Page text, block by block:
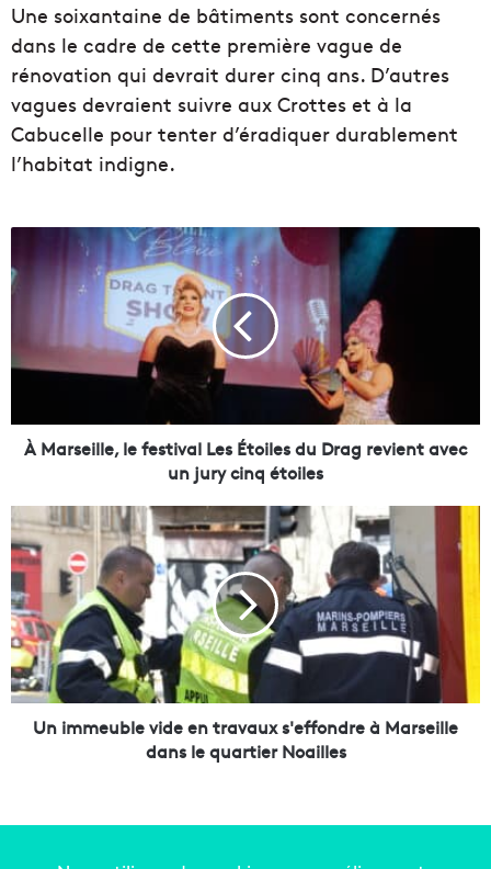
Une soixantaine de bâtiments sont concernés
dans le cadre de cette première vague de
rénovation qui devrait durer cinq ans. D’autres
vagues devraient suivre aux Crottes et à la
Cabucelle pour tenter d’éradiquer durablement
l’habitat indigne.
M
a
e
i
l
e
f
e
s
t
i
v
a
l
À Marseille, le festival Les Étoiles du Drag revient avec
un jury cinq étoiles
U
n
i
m
m
e
u
b
l
Un immeuble vide en travaux s'effondre à Marseille
dans le quartier Noailles